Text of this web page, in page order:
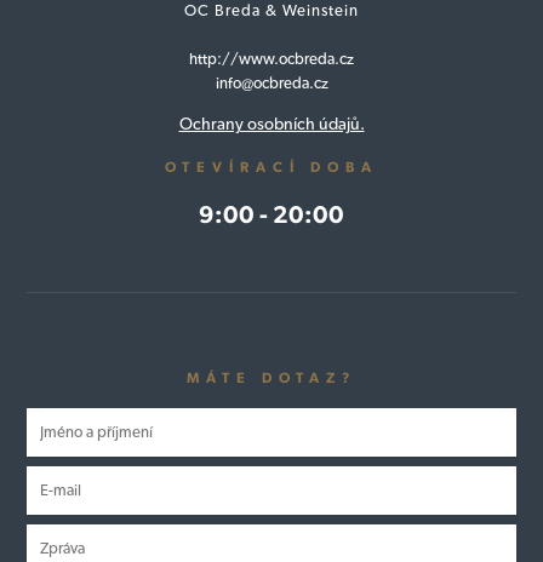
OC Breda & Weinstein
http://www.ocbreda.cz
info@ocbreda.cz
Ochrany osobních údajů.
OTEVÍRACÍ DOBA
9:00 - 20:00
MÁTE DOTAZ?